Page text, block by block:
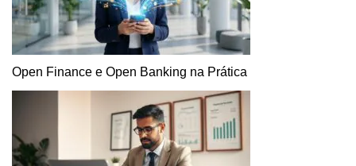
Open Finance e Open Banking na Prática